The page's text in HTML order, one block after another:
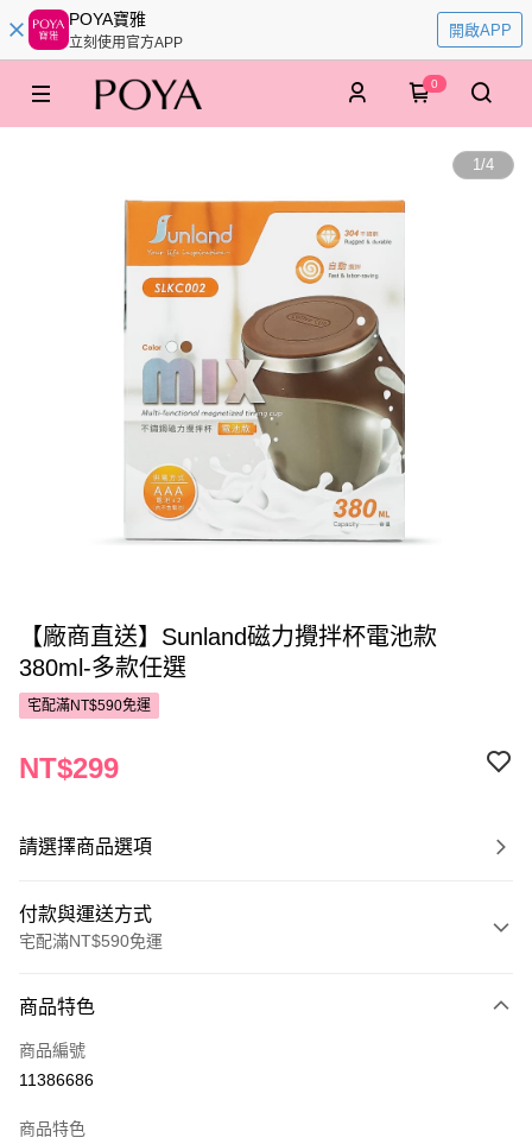
POYA寶雅
立刻使用官方APP
開啟APP
0
1/4
【廠商直送】Sunland磁力攪拌杯電池款
380ml-多款任選
宅配滿NT$590免運
NT$299
請選擇商品選項
付款與運送方式
宅配滿NT$590免運
POYA支付
信用卡一次付款
商品特色
商品編號
11386686
商品特色